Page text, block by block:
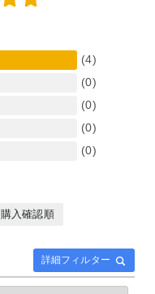
(4)
(0)
(0)
(0)
(0)
詳細フィルター
購入確認順